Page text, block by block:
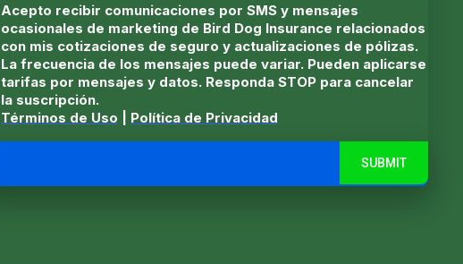
Acepto recibir comunicaciones por SMS y mensajes
ocasionales de marketing de Bird Dog Insurance relacionados
con mis cotizaciones de seguro y actualizaciones de pólizas.
La frecuencia de los mensajes puede variar. Pueden aplicarse
tarifas por mensajes y datos. Responda STOP para cancelar
la suscripción.
Términos de Uso
Política de Privacidad
SUBMIT